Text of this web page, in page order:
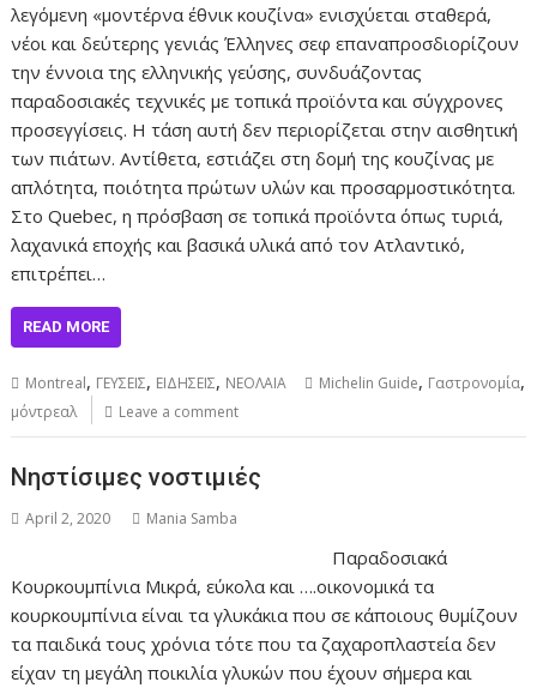
λεγόμενη «μοντέρνα έθνικ κουζίνα» ενισχύεται σταθερά,
νέοι και δεύτερης γενιάς Έλληνες σεφ επαναπροσδιορίζουν
την έννοια της ελληνικής γεύσης, συνδυάζοντας
παραδοσιακές τεχνικές με τοπικά προϊόντα και σύγχρονες
προσεγγίσεις. Η τάση αυτή δεν περιορίζεται στην αισθητική
των πιάτων. Αντίθετα, εστιάζει στη δομή της κουζίνας με
απλότητα, ποιότητα πρώτων υλών και προσαρμοστικότητα.
Στο Quebec, η πρόσβαση σε τοπικά προϊόντα όπως τυριά,
λαχανικά εποχής και βασικά υλικά από τον Ατλαντικό,
επιτρέπει…
READ MORE
Montreal, ΓΕΥΣΕΙΣ, ΕΙΔΗΣΕΙΣ, ΝΕΟΛΑΙΑ Michelin Guide, Γαστρονομία,
μόντρεαλ Leave a comment
Νηστίσιμες νοστιμιές
April 2, 2020 Mania Samba
Παραδοσιακά
Κουρκουμπίνια Μικρά, εύκολα και ….οικονομικά τα
κουρκουμπίνια είναι τα γλυκάκια που σε κάποιους θυμίζουν
τα παιδικά τους χρόνια τότε που τα ζαχαροπλαστεία δεν
είχαν τη μεγάλη ποικιλία γλυκών που έχουν σήμερα και